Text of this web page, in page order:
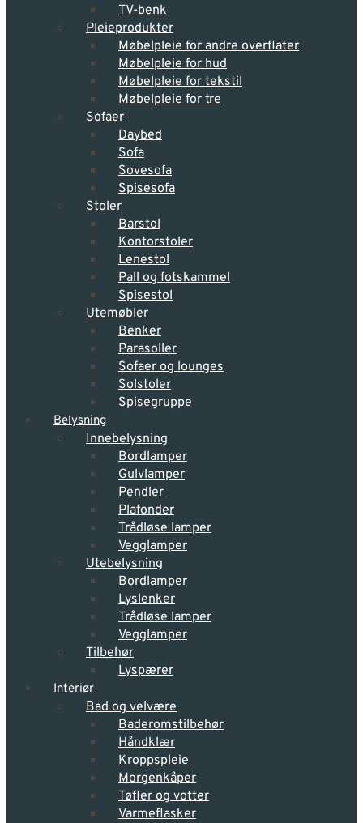
TV-benk
Pleieprodukter
Møbelpleie for andre overflater
Møbelpleie for hud
Møbelpleie for tekstil
Møbelpleie for tre
Sofaer
Daybed
Sofa
Sovesofa
Spisesofa
Stoler
Barstol
Kontorstoler
Lenestol
Pall og fotskammel
Spisestol
Utemøbler
Benker
Parasoller
Sofaer og lounges
Solstoler
Spisegruppe
Belysning
Innebelysning
Bordlamper
Gulvlamper
Pendler
Plafonder
Trådløse lamper
Vegglamper
Utebelysning
Bordlamper
Lyslenker
Trådløse lamper
Vegglamper
Tilbehør
Lyspærer
Interiør
Bad og velvære
Baderomstilbehør
Håndklær
Kroppspleie
Morgenkåper
Tøfler og votter
Varmeflasker